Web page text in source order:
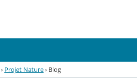
› Projet Nature› Blog